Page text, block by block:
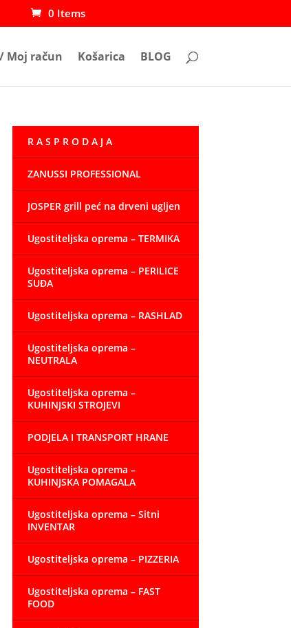
0 Items
Moj račun Košarica BLOG
R A S P R O D A J A
ZANUSSI PROFESSIONAL
JOSPER grill peć na drveni ugljen
Ugostiteljska oprema – TERMIKA
Ugostiteljska oprema – PERILICE
SUĐA
Ugostiteljska oprema – RASHLAD
Ugostiteljska oprema –
NEUTRALA
Ugostiteljska oprema –
KUHINJSKI STROJEVI
PODJELA I TRANSPORT HRANE
Ugostiteljska oprema –
KUHINJSKA POMAGALA
Ugostiteljska oprema – Sitni
INVENTAR
Ugostiteljska oprema – PIZZERIA
Ugostiteljska oprema – FAST
FOOD